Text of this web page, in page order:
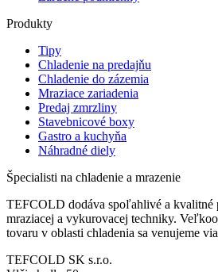
Produkty
Tipy
Chladenie na predajňu
Chladenie do zázemia
Mraziace zariadenia
Predaj zmrzliny
Stavebnicové boxy
Gastro a kuchyňa
Náhradné diely
Špecialisti na chladenie a mrazenie
TEFCOLD dodáva spoľahlivé a kvalitné
mraziacej a vykurovacej techniky.
tovaru v oblasti chladenia sa venujeme
TEFCOLD SK s.r.o.